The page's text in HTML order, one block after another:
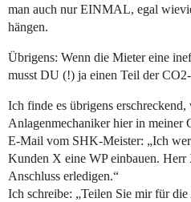
man auch nur EINMAL, egal
hängen.
Übrigens: Wenn die Mieter eine
musst DU (!) ja einen Teil der
Ich finde es übrigens
Anlagenmechaniker hier in meiner
E-Mail vom SHK-Meister: „Ich
Kunden X eine WP einbauen. Herr
Anschluss erledigen.“
Ich schreibe: „Teilen Sie mir für